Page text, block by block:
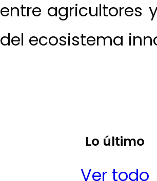
entre agricultores
del ecosistema
Lo último
Ver todo